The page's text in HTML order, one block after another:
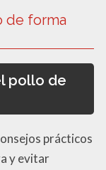
de forma
pollo de
prácticos
y evitar